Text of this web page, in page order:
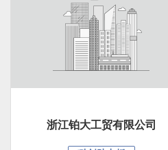
浙江铂大工贸有限公司